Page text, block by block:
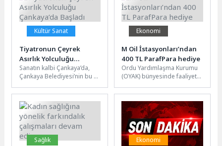
Kültür Sanat
Tiyatronun Çeyrek
Asırlık Yolculuğu
Çankaya’da Başladı
Sanatın kalbi Çankaya’da,
Çankaya Belediyesi’nin bu yıl
Kişilik Oyunlar Festivali
tiyatro severleri...
Ekonomi
M Oil İstasyonları’ndan
400 TL ParafPara hediye
Ordu Yardımlaşma Kurumu
(OYAK) bünyesinde faaliyet
birliğiyle yeni bir kampanya...
Sağlık Ekonomi